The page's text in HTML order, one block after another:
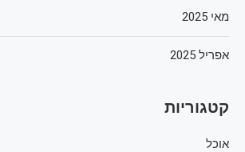
מאי 2025
אפריל 2025
קטגוריות
אוכל